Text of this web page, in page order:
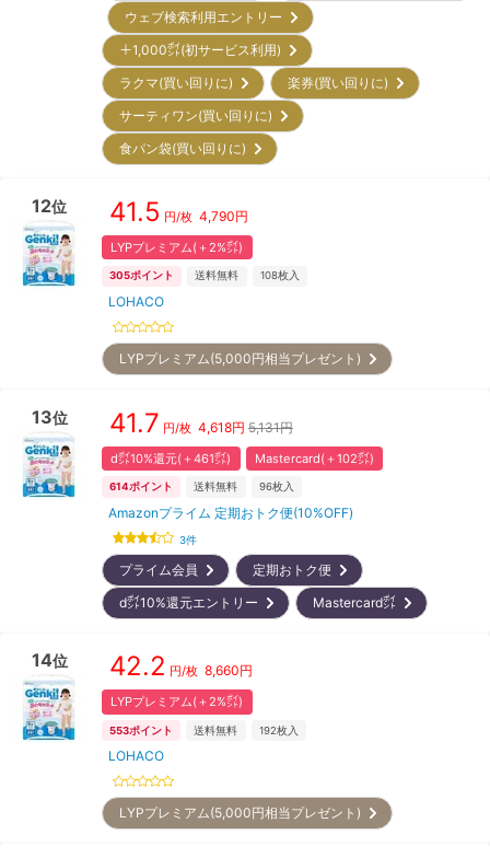
ウェブ検索利用エントリー
＋1,000㌽(初サービス利用)
ラクマ(買い回りに)
楽券(買い回りに)
サーティワン(買い回りに)
食パン袋(買い回りに)
12位 41.5 円/枚 4,790円
LYPプレミアム(＋2%㌽)
305ポイント 送料無料 108枚入
LOHACO
LYPプレミアム(5,000円相当プレゼント)
13位 41.7 円/枚 4,618円 5,131円
d㌽10%還元(＋461㌽) Mastercard(＋102㌽)
614ポイント 送料無料 96枚入
Amazonプライム 定期おトク便(10%OFF)
3件
プライム会員
定期おトク便
d㌽10%還元エントリー
Mastercard㌽
14位 42.2 円/枚 8,660円
LYPプレミアム(＋2%㌽)
553ポイント 送料無料 192枚入
LOHACO
LYPプレミアム(5,000円相当プレゼント)